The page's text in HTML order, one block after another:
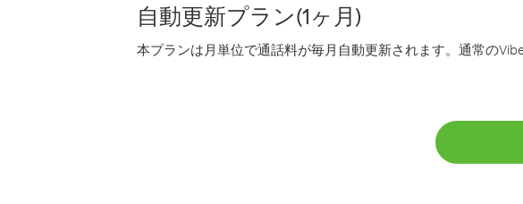
自動更新プラン(1ヶ月)
本プランは月単位で通話料が毎月自動更新されます。通常の